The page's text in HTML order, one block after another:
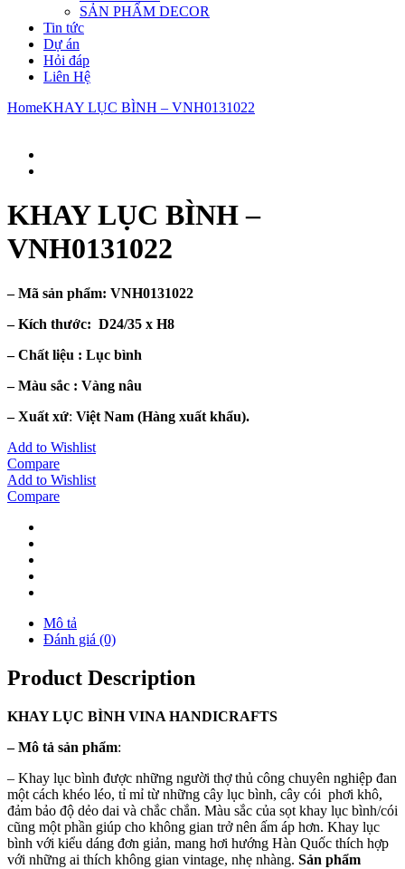
SẢN PHẨM DECOR
Tin tức
Dự án
Hỏi đáp
Liên Hệ
HomeKHAY LỤC BÌNH – VNH0131022
KHAY LỤC BÌNH –
VNH0131022
– Mã sản phẩm: VNH0131022
– Kích thước: D24/35 x H8
– Chất liệu : Lục bình
– Màu sắc : Vàng nâu
– Xuất xứ: Việt Nam (Hàng xuất khẩu).
Add to Wishlist
Compare
Add to Wishlist
Compare
Mô tả
Đánh giá (0)
Product Description
KHAYLỤC BÌNHVINA HANDICRAFTS
–Mô tả sản phẩm:
– Khay lục bình được những người thợ thủ công chuyên nghiệp đan
một cách khéo léo, tỉ mỉ từ những cây lục bình, cây cói phơi khô,
đảm bảo độ dẻo dai và chắc chắn. Màu sắc của sọt khay lục bình/cói
cũng một phần giúp cho không gian trở nên ấm áp hơn. Khay lục
bình với kiểu dáng đơn giản, mang hơi hướng Hàn Quốc thích hợp
với những ai thích không gian vintage, nhẹ nhàng. Sản phẩm